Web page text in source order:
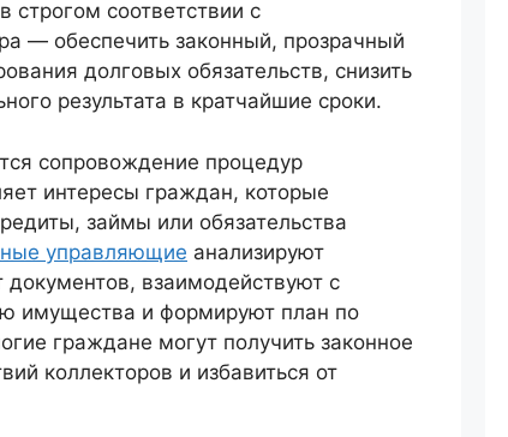
строгом соответствии с
— обеспечить законный, прозрачный
долговых обязательств, снизить
результата в кратчайшие сроки.
сопровождение процедур
интересы граждан, которые
займы или обязательства
управляющие анализируют
документов, взаимодействуют с
имущества и формируют план по
граждане могут получить законное
коллекторов и избавиться от